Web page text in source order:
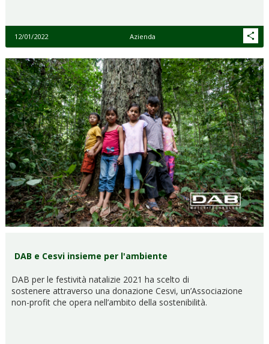
12/01/2022 Azienda
DAB e Cesvi insieme per l'ambiente
DAB per le festività natalizie 2021 ha scelto di
sostenere attraverso una donazione Cesvi, un’Associazione
non-profit che opera nell’ambito della sostenibilità.